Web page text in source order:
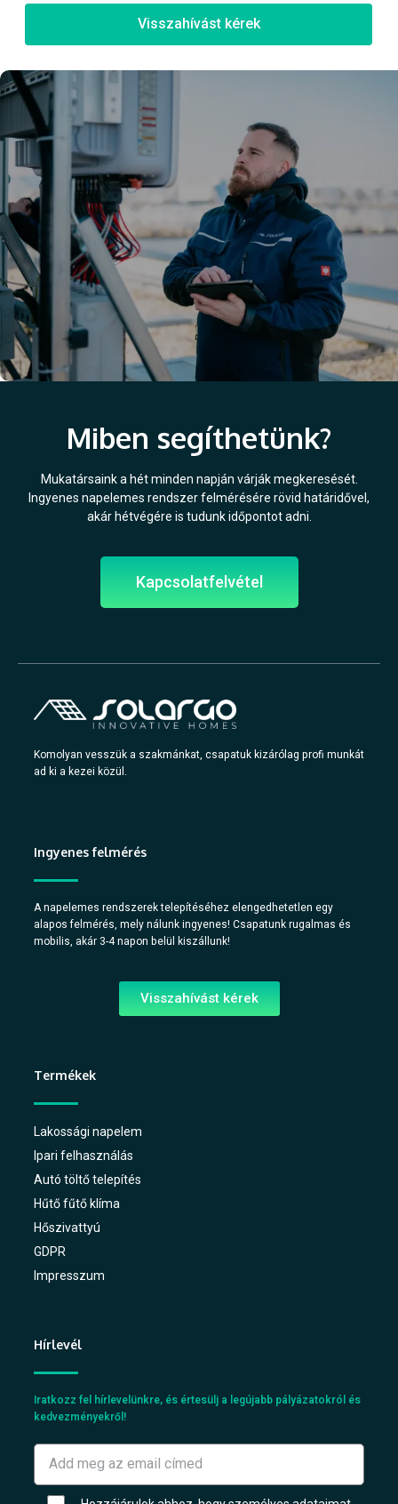
Visszahívást kérek
Miben segíthetünk?
Mukatársaink a hét minden napján várják megkeresését.
Ingyenes napelemes rendszer felmérésére rövid határidővel,
akár hétvégére is tudunk időpontot adni.
Kapcsolatfelvétel
Komolyan vesszük a szakmánkat, csapatuk kizárólag profi munkát
ad ki a kezei közül.
Ingyenes felmérés
A napelemes rendszerek telepítéséhez elengedhetetlen egy
alapos felmérés, mely nálunk ingyenes! Csapatunk rugalmas és
mobilis, akár 3-4 napon belül kiszállunk!
Visszahívást kérek
Termékek
Lakossági napelem
Ipari felhasználás
Autó töltő telepítés
Hűtő fűtő klíma
Hőszivattyú
GDPR
Impresszum
Hírlevél
Iratkozz fel hírlevelünkre, és értesülj a legújabb pályázatokról és
kedvezményekről!